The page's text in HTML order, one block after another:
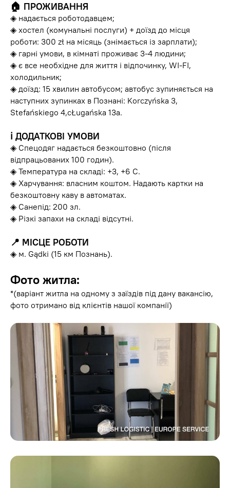
🏠 ПРОЖИВАННЯ
◈ надається роботодавцем;
◈ хостел (комунальні послуги) + доїзд до місця
роботи: 300 zł на місяць (знімається із зарплати);
◈ гарні умови, в кімнаті проживає 3-4 людини;
◈ є все необхідне для життя і відпочинку, WI-FI,
холодильник;
◈ доїзд: 15 хвилин автобусом; автобус зупиняється на
наступних зупинках в Познані: Korczyńska 3,
Stefańskiego 4,сŁugańska 13a.
ℹ️ ДОДАТКОВІ УМОВИ
◈ Спецодяг надається безкоштовно (після
відпрацьованих 100 годин).
◈ Температура на складі: +3, +6 С.
◈ Харчування: власним коштом. Надають картки на
безкоштовну каву в автоматах.
◈ Санепід: 200 зл.
◈ Різкі запахи на складі відсутні.
📍 МІСЦЕ РОБОТИ
◈ м. Gądki (15 км Познань).
Фото житла:
*(варіант житла на одному з заїздів під дану вакансію,
фото отримано від клієнтів нашої компанії)